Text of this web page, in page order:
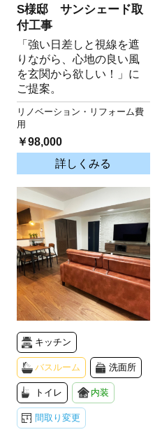
S様邸 サンシェード取
付工事
「強い日差しと視線を遮
りながら、心地の良い風
を玄関から欲しい！」に
ご提案。
リノベーション・リフォーム費
用
￥98,000
詳しくみる
キッチン
バスルーム 洗面所
トイレ 内装
間取り変更